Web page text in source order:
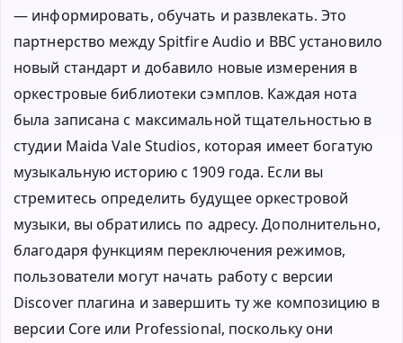
— информировать, обучать и развлекать. Это
партнерство между Spitfire Audio и BBC установило
новый стандарт и добавило новые измерения в
оркестровые библиотеки сэмплов. Каждая нота
была записана с максимальной тщательностью в
студии Maida Vale Studios, которая имеет богатую
музыкальную историю с 1909 года. Если вы
стремитесь определить будущее оркестровой
музыки, вы обратились по адресу. Дополнительно,
благодаря функциям переключения режимов,
пользователи могут начать работу с версии
Discover плагина и завершить ту же композицию в
версии Core или Professional, поскольку они